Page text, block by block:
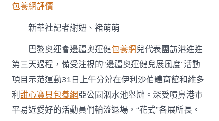
兒
專
包
養
網
站
展
包養網評價
新華社記者謝妞、褚萌萌
巴黎奧運會邊疆奧運健包養網兒代表團訪港進進
第三天過程，備受注視的“邊疆奧運健兒展風度”活動
項目示范運動31日上午分辨在伊利沙伯體育館和維多
利甜心寶貝包養網亞公園泅水池舉辦。深受噴鼻港市
平易近愛好的活動員們輪流退場，“花式”各展所長。